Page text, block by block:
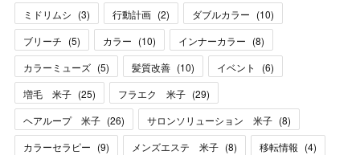
ミドリムシ (3) 行動計画 (2) ダブルカラー (10)
ブリーチ (5) カラー (10) インナーカラー (8)
カラーミューズ (5) 髪質改善 (10) イベント (6)
増毛 米子 (25) フラエク 米子 (29)
ヘアループ 米子 (26) サロンソリューション 米子 (8)
カラーセラピー (9) メンズエステ 米子 (8) 移転情報 (4)